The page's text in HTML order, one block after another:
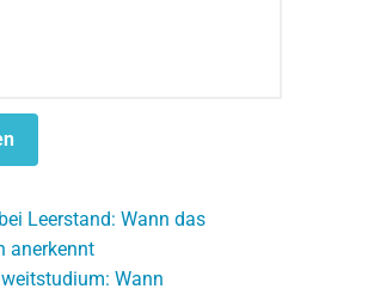
Leerstand: Wann das
anerkennt
Wann